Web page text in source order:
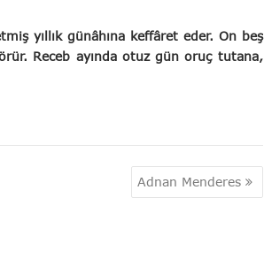
yıllık günâhına keffâret eder. On beş
Receb ayında otuz gün oruç tutana,
Adnan Menderes